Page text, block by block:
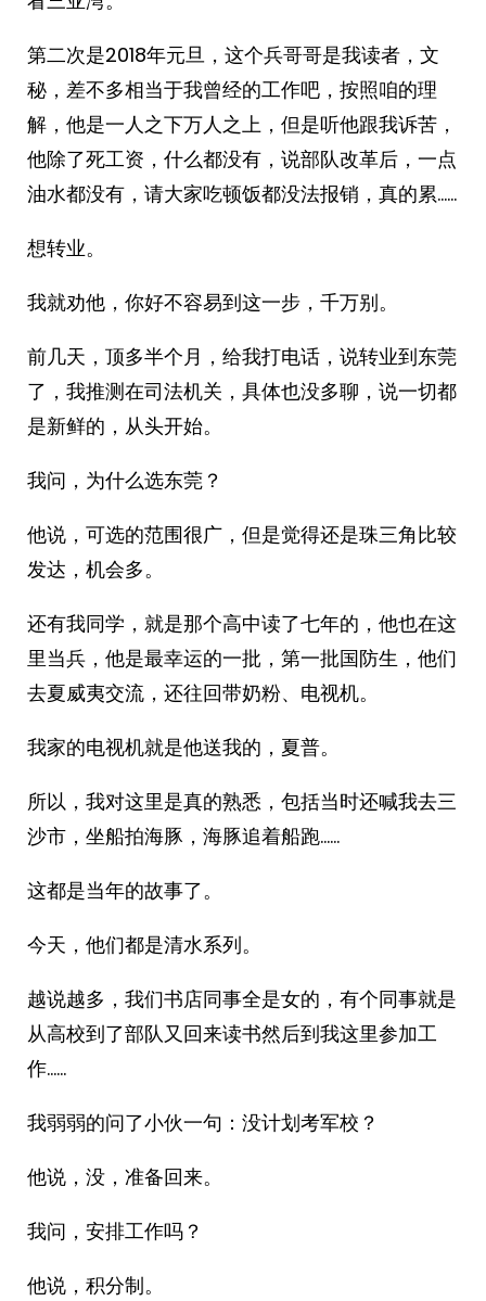
第二次是2018年元旦，这个兵哥哥是我读者，文
秘，差不多相当于我曾经的工作吧，按照咱的理
解，他是一人之下万人之上，但是听他跟我诉苦，
他除了死工资，什么都没有，说部队改革后，一点
油水都没有，请大家吃顿饭都没法报销，真的累……
想转业。
我就劝他，你好不容易到这一步，千万别。
前几天，顶多半个月，给我打电话，说转业到东莞
了，我推测在司法机关，具体也没多聊，说一切都
是新鲜的，从头开始。
我问，为什么选东莞？
他说，可选的范围很广，但是觉得还是珠三角比较
发达，机会多。
还有我同学，就是那个高中读了七年的，他也在这
里当兵，他是最幸运的一批，第一批国防生，他们
去夏威夷交流，还往回带奶粉、电视机。
我家的电视机就是他送我的，夏普。
所以，我对这里是真的熟悉，包括当时还喊我去三
沙市，坐船拍海豚，海豚追着船跑……
这都是当年的故事了。
今天，他们都是清水系列。
越说越多，我们书店同事全是女的，有个同事就是
从高校到了部队又回来读书然后到我这里参加工
作……
我弱弱的问了小伙一句：没计划考军校？
他说，没，准备回来。
我问，安排工作吗？
他说，积分制。